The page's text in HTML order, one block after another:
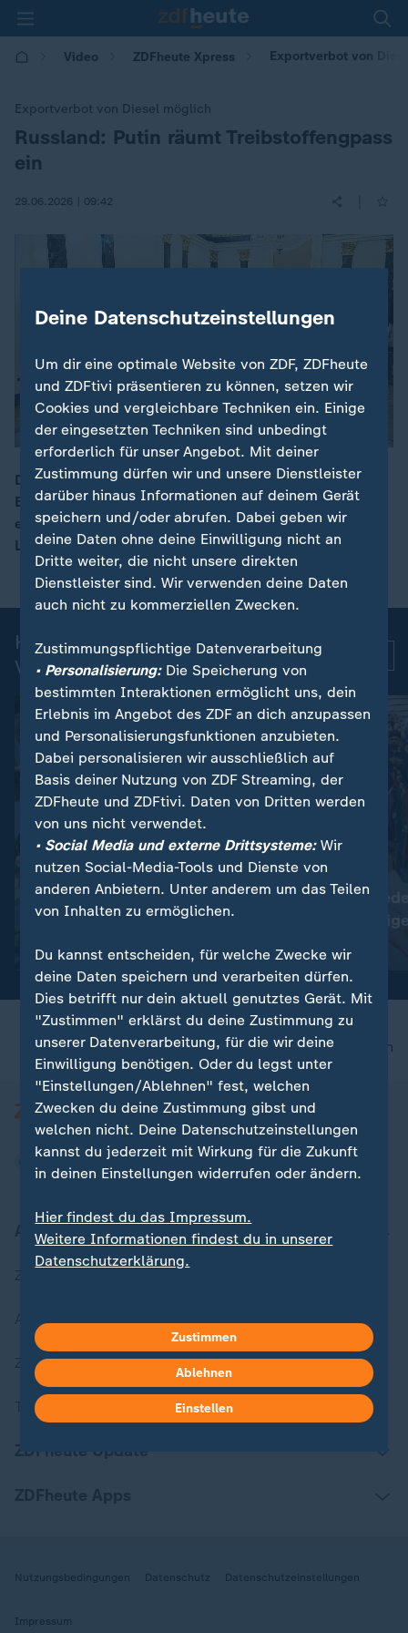
Video ZDFheute Xpress Exportverbot von
Exportverbot von Diesel möglich
:Russland: Putin räumt Treibstoffengpass
ein
29.06.2026 | 09:42
00:08
Der russische Präsident hat zugegeben, dass es
Engpässe beim Treibstoff im Land gibt. Derweil hat er
einen ukrainischen Vorschlag für einen Verzicht auf
Langstreckenangriffe abgelehnt.
Kurznachrichten: Aktuelle
Videos
Plauen in Sachsen:
Tausende protestieren
gegen die Bundesregierung
Video
Nepal :
Kathmandu
toten
Video 0:43
nach oben
Aktuell bei ZDFheute
Aktuelle Sendungs-Videos
ZDFheute Stories
Themen im Überblick
ZDFheute Update
Nutzungsbedingungen Datenschutz Datenschutzeinstellungen
Impressum
Deine Datenschutzeinstellungen
Um dir eine optimale Website von ZDF, ZDFheute
und ZDFtivi präsentieren zu können, setzen wir
Cookies und vergleichbare Techniken ein. Einige
der eingesetzten Techniken sind unbedingt
erforderlich für unser Angebot. Mit deiner
Zustimmung dürfen wir und unsere Dienstleister
darüber hinaus Informationen auf deinem Gerät
speichern und/oder abrufen. Dabei geben wir
deine Daten ohne deine Einwilligung nicht an
Dritte weiter, die nicht unsere direkten
Dienstleister sind. Wir verwenden deine Daten
auch nicht zu kommerziellen Zwecken.
Zustimmungspflichtige Datenverarbeitung
• Personalisierung:Die Speicherung von
bestimmten Interaktionen ermöglicht uns, dein
Erlebnis im Angebot des ZDF an dich anzupassen
und Personalisierungsfunktionen anzubieten.
Dabei personalisieren wir ausschließlich auf
Basis deiner Nutzung von ZDF Streaming, der
ZDFheute und ZDFtivi. Daten von Dritten werden
von uns nicht verwendet.
• Social Media und externe Drittsysteme:Wir
nutzen Social-Media-Tools und Dienste von
anderen Anbietern. Unter anderem um das Teilen
von Inhalten zu ermöglichen.
Du kannst entscheiden, für welche Zwecke wir
deine Daten speichern und verarbeiten dürfen.
Dies betrifft nur dein aktuell genutztes Gerät. Mit
"Zustimmen" erklärst du deine Zustimmung zu
unserer Datenverarbeitung, für die wir deine
Einwilligung benötigen. Oder du legst unter
"Einstellungen/Ablehnen" fest, welchen
Zwecken du deine Zustimmung gibst und
welchen nicht. Deine Datenschutzeinstellungen
kannst du jederzeit mit Wirkung für die Zukunft
in deinen Einstellungen widerrufen oder ändern.
Hier findest du das Impressum.
Weitere Informationen findest du in unserer
Datenschutzerklärung.
Zustimmen
Ablehnen
Einstellen